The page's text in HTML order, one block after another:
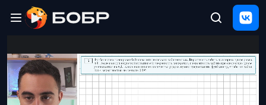
ЩЕЛЧОК
2026
Полезные
материалы